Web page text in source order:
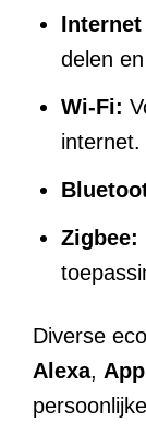
delen
Wi-Fi:
internet.
Zigbee:
Diverse
Alexa,